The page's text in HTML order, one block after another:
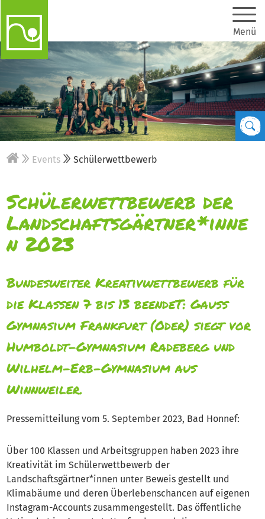
Menü
Events Schülerwettbewerb
Schülerwettbewerb der
Landschaftsgärtner*inne
n 2023
Bundesweiter Kreativwettbewerb für
die Klassen 7 bis 13 beendeT: Gauß
Gymnasium Frankfurt (Oder) siegt vor
Humboldt-Gymnasium Radeberg und
Wilhelm-Erb-Gymnasium aus
Winnweiler.
Pressemitteilung vom 5. September 2023, Bad Honnef:
Über 100 Klassen und Arbeitsgruppen haben 2023 ihre
Kreativität im Schülerwettbewerb der
Landschaftsgärtner*innen unter Beweis gestellt und
Klimabäume und deren Überlebenschancen auf eigenen
Instagram-Accounts zusammengestellt. Das öffentliche